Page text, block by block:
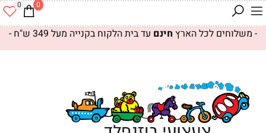
- משלוחים לכל הארץ חינם עד בית הלקוח בקנייה מעל 349 ש"ח -
0 0